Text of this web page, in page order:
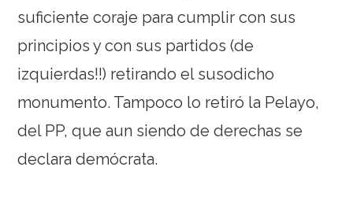
suficiente coraje para cumplir con sus
principios y con sus partidos (de
izquierdas!!) retirando el susodicho
monumento. Tampoco lo retiró la Pelayo,
del PP, que aun siendo de derechas se
declara demócrata.